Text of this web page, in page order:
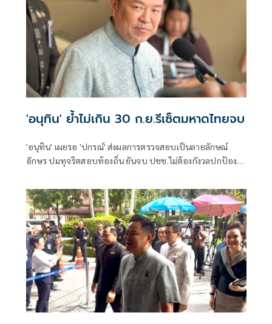
'อนุทิน' ย้ำไม่เกิน 30 ก.ย.รีเซ็ตมหาดไทยจบ
'อนุทิน' เผยรอ 'ปกรณ์' ส่งผลการตรวจสอบเป็นลายลักษณ์
อักษร ปมทุจริตสอบท้องถิ่น ยันจบ ปชช.ไม่ต้องกังวลปกป้อง
เต้นได้ ชี้รีเซ็ต มท.จบใน ก.ย.นี้